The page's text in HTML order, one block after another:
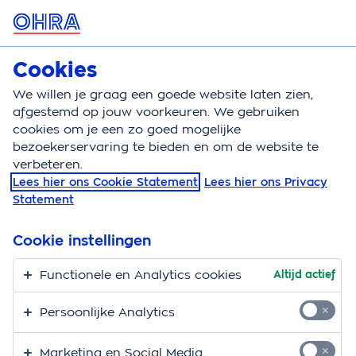
MENU
Huisdierenverzekering
Huisdierenverzekering Vergoedingen Reis
Vergoeding medische
kosten voor je huisdier
tijdens een
buitenlandse reis
Soms heeft je huisdier een dierenartsbehandeling
nodig tijdens je vakantie in het buitenland. Welke
Cookies
We willen je graag een goede website laten zien,
afgestemd op jouw voorkeuren. We gebruiken
cookies om je een zo goed mogelijke
bezoekerservaring te bieden en om de website te
verbeteren.
Lees hier ons Cookie Statement Lees hier ons Privacy
Statement
Cookie instellingen
Functionele en Analytics cookies Altijd actief
Persoonlijke Analytics
Marketing en Social Media